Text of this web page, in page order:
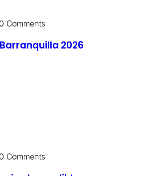
Comments
2026
Comments